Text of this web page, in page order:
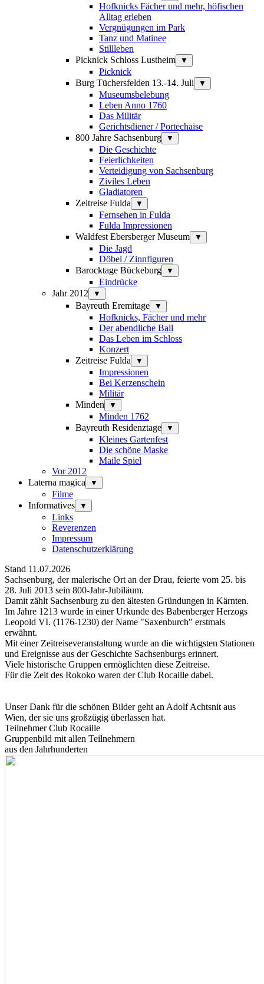
Hofknicks Fächer und mehr, höfischen
Alltag erleben
Vergnügungen im Park
Tanz und Matinee
Stillleben
Picknick Schloss Lustheim
▼
Picknick
Burg Tüchersfelden 13.-14. Juli
▼
Museumsbelebung
Leben Anno 1760
Das Militär
Gerichtsdiener / Portechaise
800 Jahre Sachsenburg
▼
Die Geschichte
Feierlichkeiten
Verteidigung von Sachsenburg
Ziviles Leben
Gladiatoren
Zeitreise Fulda
▼
Fernsehen in Fulda
Fulda Impressionen
Waldfest Ebersberger Museum
▼
Die Jagd
Döbel / Zinnfiguren
Barocktage Bückeburg
▼
Eindrücke
Jahr 2012
▼
Bayreuth Eremitage ▼
Hofknicks, Fächer und mehr
Der abendliche Ball
Das Leben im Schloss
Konzert
Zeitreise Fulda
▼
Impressionen
Bei Kerzenschein
Militär
Minden
▼
Minden 1762
Bayreuth Residenztage
▼
Kleines Gartenfest
Die schöne Maske
Maile Spiel
Vor 2012
Laterna magica
▼
Filme
Informatives
▼
Links
Reverenzen
Impressum
Datenschutzerklärung
Stand 11.07.2026
Sachsenburg, der malerische Ort an der Drau, feierte vom 25. bis
28. Juli 2013 sein 800-Jahr-Jubiläum.
Damit zählt Sachsenburg zu den ältesten Gründungen in Kärnten.
Im Jahre 1213 wurde in einer Urkunde des Babenberger Herzogs
Leopold VI. (1176-1230) der Name "Saxenburch" erstmals
erwähnt.
Mit einer Zeitreiseveranstaltung wurde an die wichtigsten Stationen
und Ereignisse aus der Geschichte Sachsenburgs erinnert.
Viele historische Gruppen ermöglichten diese Zeitreise.
Für die Zeit des Rokoko waren der Club Rocaille dabei.
Unser Dank für die schönen Bilder geht an Adolf Achtsnit aus
Wien, der sie uns großzügig überlassen hat.
Teilnehmer Club Rocaille
Gruppenbild mit allen Teilnehmern
aus den Jahrhunderten